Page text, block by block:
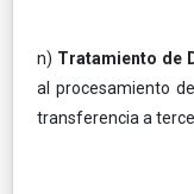
n) Tratamiento de
al procesamiento
transferencia a